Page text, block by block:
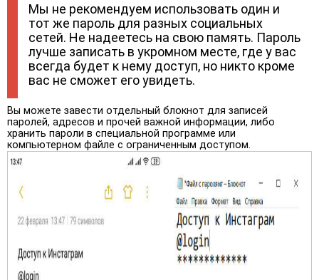
Мы не рекомендуем использовать один и
тот же пароль для разных социальных
сетей. Не надеетесь на свою память. Пароль
лучше записать в укромном месте, где у вас
всегда будет к нему доступ, но никто кроме
вас не сможет его увидеть.
Вы можете завести отдельный блокнот для записей
паролей, адресов и прочей важной информации, либо
хранить пароли в специальной программе или
компьютерном файле с ограниченным доступом.